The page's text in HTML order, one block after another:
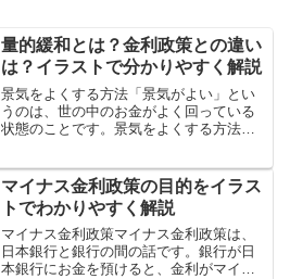
量的緩和とは？金利政策との違い
は？イラストで分かりやすく解説
景気をよくする方法「景気がよい」とい
うのは、世の中のお金がよく回っている
状態のことです。景気をよくする方法
えば、お金がグルグル回って、景気が良
くなります。じゃあ、どうや...
マイナス金利政策の目的をイラス
トでわかりやすく解説
マイナス金利政策マイナス金利政策は、
日本銀行と銀行の間の話です。銀行が日
本銀行にお金を預けると、金利がマイナ